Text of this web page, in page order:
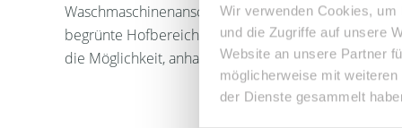
Wir verwenden Cookies,
und die Zugriffe auf unsere
Website an unsere Partner
möglicherweise mit
der Dienste gesammelt
Waschmaschinenanschluss sowie einem
begrünte Hofbereich lädt zum gemütlichen
die Möglichkeit, anhand einer gestellten